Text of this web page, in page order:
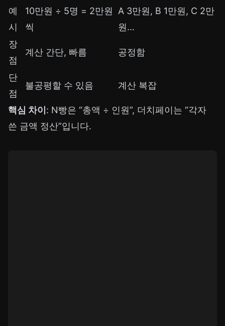
예
시
10만원 ÷ 5명 = 2만원
씩
A 3만원, B 1만원, C 2만
원…
장
점
계산 간단, 빠름 공정함
단
점
불공평할 수 있음 계산 복잡
핵심 차이 : N빵은 “총액 ÷ 인원”, 더치페이는 “각자
쓴 금액 정산”입니다.